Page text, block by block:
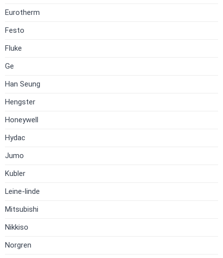
Eurotherm
Festo
Fluke
Ge
Han Seung
Hengster
Honeywell
Hydac
Jumo
Kubler
Leine-linde
Mitsubishi
Nikkiso
Norgren